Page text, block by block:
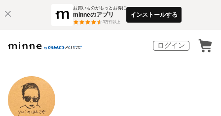
お買いものがもっとお得に
minneのアプリ
3万件以上
インストールする
ログイン